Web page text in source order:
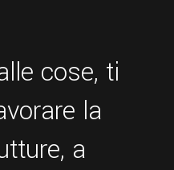
cose, ti
la
a